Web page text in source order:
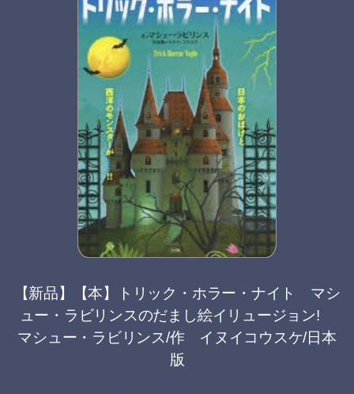
【新品】【本】トリック・ホラー・ナイト マシ
ュー・ラビリンスのだまし絵イリュージョン!
マシュー・ラビリンス/作 イヌイコウスケ/日本
版